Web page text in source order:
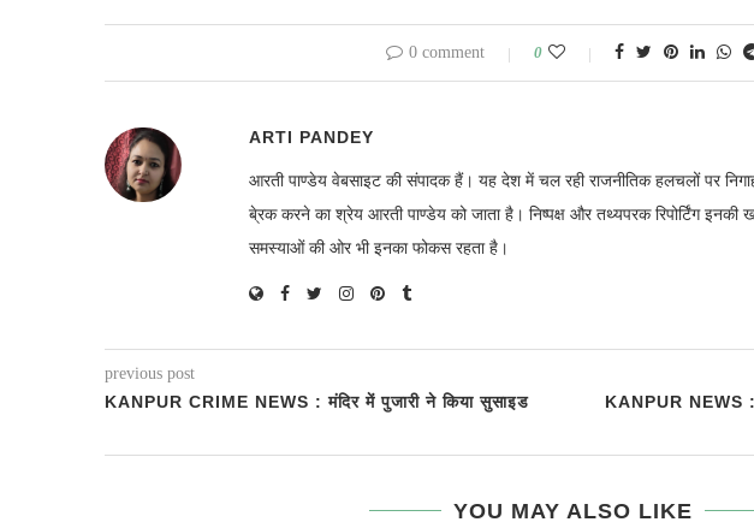
0 comment 0
ARTI PANDEY
आरती पाण्डेय वेबसाइट की संपादक हैं। यह देश में चल रही राजनीतिक हलचलों पर
बे्रक करने का श्रेय आरती पाण्डेय को जाता है। निष्पक्ष और तथ्यपरक रिपोर्टिंग
समस्याओं की ओर भी इनका फोकस रहता है।
previous post
KANPUR CRIME NEWS : मंदिर में पुजारी ने किया सुसाइड
KANPUR NEWS :
YOU MAY ALSO LIKE